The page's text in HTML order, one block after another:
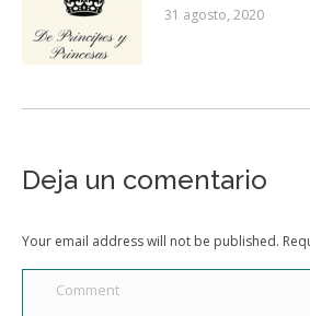
31 agosto, 2020
Deja un comentario
Your email address will not be published.
Comment